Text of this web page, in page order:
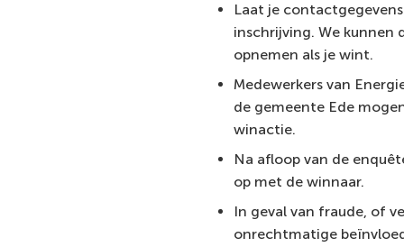
Laat je
inschrijving. We
opnemen als je wint.
Medewerkers van
de gemeente Ede
winactie.
Na afloop van de
op met de winnaar.
In geval van fraude, of
onrechtmatige